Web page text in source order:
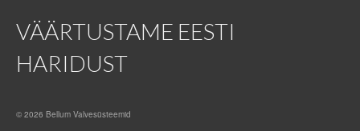
VÄÄRTUSTAME EESTI
HARIDUST
© 2026 Bellum Valvesüsteemid